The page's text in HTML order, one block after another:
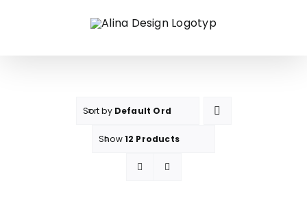
Sort by Default Order
Show12 Products